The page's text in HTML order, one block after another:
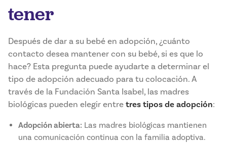
tener
Después de dar a su bebé en adopción, ¿cuánto
contacto desea mantener con su bebé, si es que lo
hace? Esta pregunta puede ayudarte a determinar el
tipo de adopción adecuado para tu colocación. A
través de la Fundación Santa Isabel, las madres
biológicas pueden elegir entretres tipos de adopción:
Adopción abierta: Las madres biológicas mantienen
una comunicación continua con la familia adoptiva.